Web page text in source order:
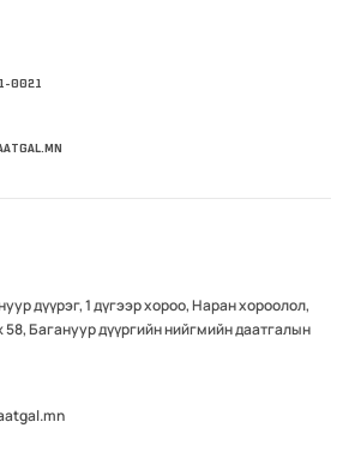
0021
дүүрэг, 1 дүгээр хороо, Наран хороолол,
Багануур дүүргийн нийгмийн даатгалын